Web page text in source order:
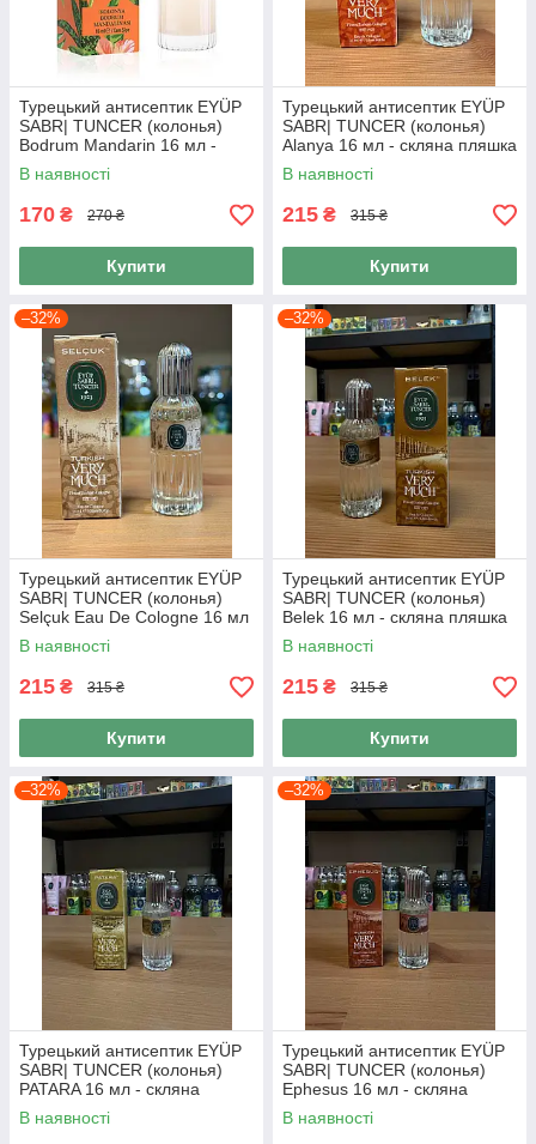
Турецький антисептик EYÜP
SABR| TUNCER (колонья)
Bodrum Mandarin 16 мл -
скляна пляшка
В наявності
170 ₴ 270 ₴
Купити
Турецький антисептик EYÜP
SABR| TUNCER (колонья)
Alanya 16 мл - скляна пляшка
В наявності
215 ₴ 315 ₴
Купити
–32%
Турецький антисептик EYÜP
SABR| TUNCER (колонья)
Selçuk Eau De Cologne 16 мл
- скляна пляшка
В наявності
215 ₴ 315 ₴
Купити
–32%
Турецький антисептик EYÜP
SABR| TUNCER (колонья)
Belek 16 мл - скляна пляшка
В наявності
215 ₴ 315 ₴
Купити
–32%
Турецький антисептик EYÜP
SABR| TUNCER (колонья)
PATARA 16 мл - скляна
пляшка
В наявності
–32%
Турецький антисептик EYÜP
SABR| TUNCER (колонья)
Ephesus 16 мл - скляна
пляшка
В наявності